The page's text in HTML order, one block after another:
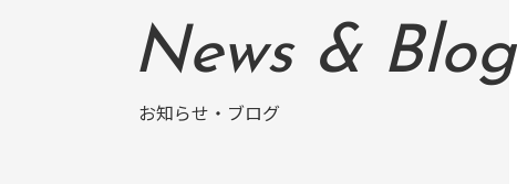
News & Blog
お知らせ・ブログ